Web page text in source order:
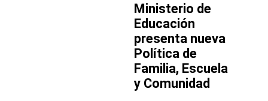
Ministerio de
Educación
presenta nueva
Política de
Familia, Escuela
y Comunidad